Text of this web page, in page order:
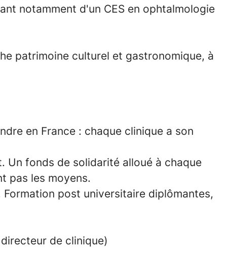
notamment d'un CES en ophtalmologie
patrimoine culturel et gastronomique, à
en France : chaque clinique a son
. Un fonds de solidarité alloué à chaque
pas les moyens.
post universitaire diplômantes,
de clinique)